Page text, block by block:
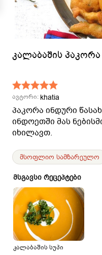
კალაბაშის პაკორა
ავტორი: khatia
პაკორა ინდური
ინდოეთში მას
იხილავთ.
მსოფლიო სამზარეულო
მსგავსი რეცეპტები
კალაბაშის სუპი